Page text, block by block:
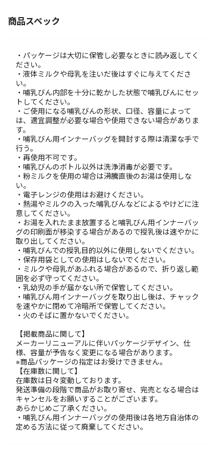
商品スペック
・パッケージは大切に保管し必要なときに読み返してく
ださい。
・液体ミルクや母乳を注いだ後はすぐに与えてくださ
い。
・哺乳びん内部を十分に乾かした状態で哺乳びんにセッ
トしてください。
・ご使用になる哺乳びんの形状、口径、容量によって
は、適宜調整が必要な場合や使用できない場合がありま
す。
・哺乳びん用インナーバッグを開封する際は清潔な手で
行う。
・再使用不可です。
・哺乳びんのボトル以外は洗浄消毒が必要です。
・粉ミルクを使用の場合は沸騰直後のお湯は使用しな
い。
・電子レンジの使用はお避けください。
・熱湯やミルクの入った哺乳びんなどによるやけどに注
意してください。
・お湯を入れたまま放置すると哺乳びん用インナーバッ
グの印刷面が移染する場合があるので授乳後は速やかに
取り出してください。
・哺乳びんでの授乳目的以外に使用しないでください。
・保存用袋としての使用はしないでください。
・ミルクや母乳があふれる場合があるので、折り返し範
囲を必ず守ってください。
・乳幼児の手が届かない所で保管してください。
・哺乳びん用インナーバッグを取り出し後は、チャック
を速やかに閉めて冷暗所で保管してください。
・火のそばに置かないでください。
【掲載商品に関して】
メーカーリニューアルに伴いパッケージデザイン、仕
様、容量が予告なく変更になる場合があります。
※商品パッケージの指定はお受けできません。
【在庫数に関して】
在庫数は日々変動しております。
発送準備の段階で商品がお取り寄せ、完売となる場合は
キャンセルをお願いすることがございます。
あらかじめご了承ください。
・哺乳びん用インナーバッグの使用後は各地方自治体の
定める方法に従って廃棄してください。